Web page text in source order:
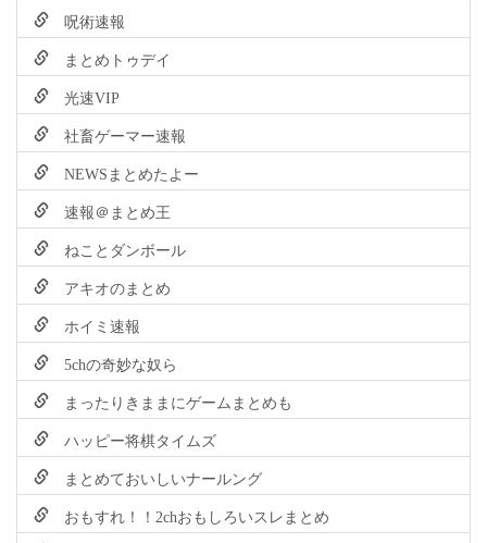
呪術速報
まとめトゥデイ
光速VIP
社畜ゲーマー速報
NEWSまとめたよー
速報＠まとめ王
ねことダンボール
アキオのまとめ
ホイミ速報
5chの奇妙な奴ら
まったりきままにゲームまとめも
ハッピー将棋タイムズ
まとめておいしいナールング
おもすれ！！2chおもしろいスレまとめ